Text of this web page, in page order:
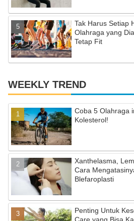
Tak Harus Setiap
Olahraga yang
Tetap Fit
WEEKLY TREND
Coba 5 Olahraga
Kolesterol!
Xanthelasma,
Cara
Blefaroplasti
Penting Untuk